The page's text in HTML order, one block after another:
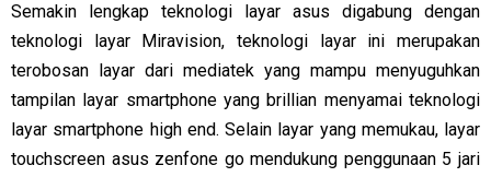
Semakin lengkap teknologi layar asus digabung dengan
teknologi layar Miravision, teknologi layar ini merupakan
terobosan layar dari mediatek yang mampu menyuguhkan
tampilan layar smartphone yang brillian menyamai teknologi
layar smartphone high end. Selain layar yang memukau, layar
touchscreen asus zenfone go mendukung penggunaan 5 jari